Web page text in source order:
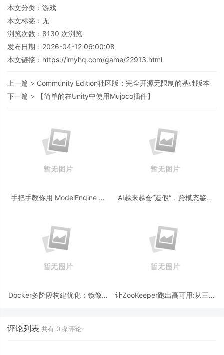
本文分类： 游戏
本文标签：无
浏览次数： 8130 次浏览
发布日期：2026-04-12 06:00:08
本文链接： https://imyhq.com/game/22913.html
上一篇 > Community Edition社区版：完全开源无限制的基础版本
下一篇 >
【简单的在Unity中使用Mujoco插件】
手把手教你用 ModelEngine 打
AI越来越会“造假“，跨模态鉴伪
Docker多阶段构建优化：镜像体
让ZooKeeper跑出高可用:从三节
评论列表 共有 0 条评论